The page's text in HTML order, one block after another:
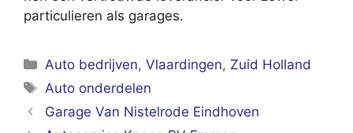
particulieren als garages.
Categorieën
Auto bedrijven,Vlaardingen, Zuid Holland
Tags
Auto onderdelen
Garage Van Nistelrode Eindhoven